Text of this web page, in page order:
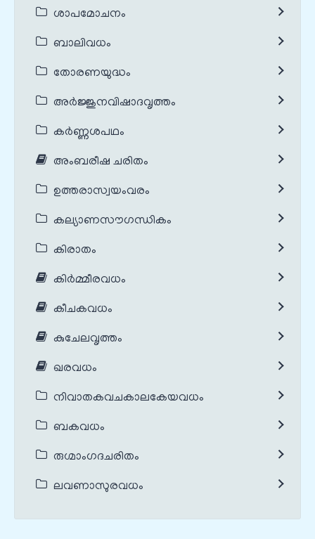
ശാപമോചനം
ബാലിവധം
തോരണയുദ്ധം
അർജ്ജുനവിഷാദവൃത്തം
കർണ്ണശപഥം
അംബരീഷ ചരിതം
ഉത്തരാസ്വയംവരം
കല്യാണസൗഗന്ധികം
കിരാതം
കിർമ്മീരവധം
കീചകവധം
കുചേലവൃത്തം
ഖരവധം
നിവാതകവചകാലകേയവധം
ബകവധം
രുഗ്മാംഗദചരിതം
ലവണാസുരവധം